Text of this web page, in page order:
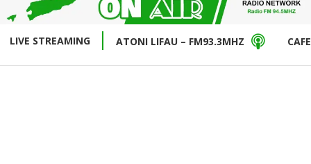
LIVE STREAMING ATONI LIFAU – FM93.3MHZ